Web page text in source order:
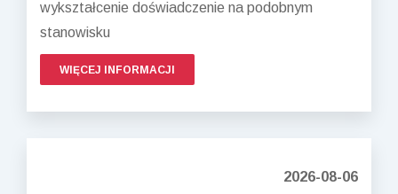
wykształcenie doświadczenie na podobnym
stanowisku
WIĘCEJ INFORMACJI
2026-08-06